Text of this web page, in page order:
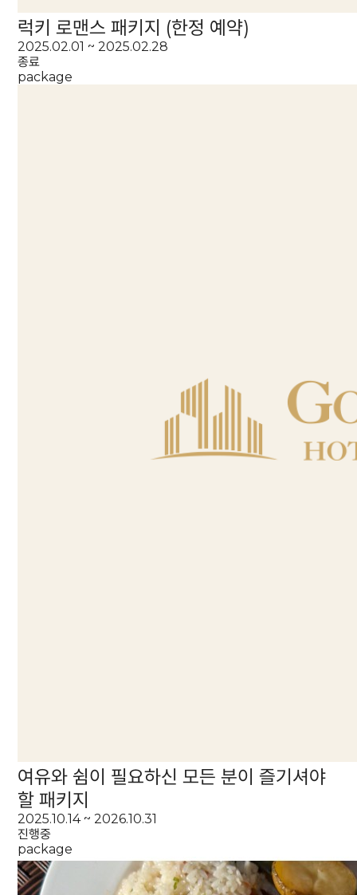
럭키 로맨스 패키지 (한정 예약)
2025.02.01 ~ 2025.02.28
종료
package
여유와 쉼이 필요하신 모든 분이 즐기셔야
할 패키지
2025.10.14 ~ 2026.10.31
진행중
package